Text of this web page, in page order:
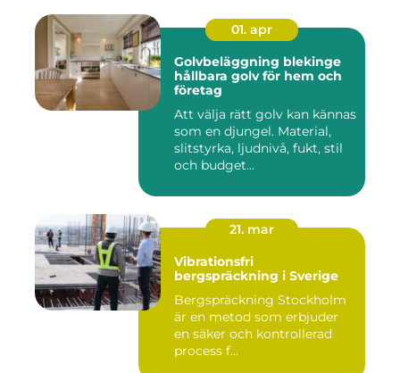
01. apr
Golvbeläggning blekinge
hållbara golv för hem och
företag
Att välja rätt golv kan kännas
som en djungel. Material,
slitstyrka, ljudnivå, fukt, stil
och budget...
21. mar
Vibrationsfri
bergspräckning i Sverige
Bergspräckning Stockholm
är en metod som erbjuder
en säker och kontrollerad
process f...